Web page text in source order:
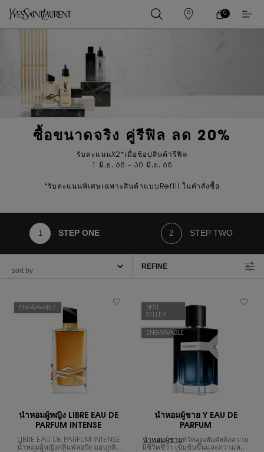
ร้าน
ค้า
ตะกร้า
0
0 PRODUCT IN
ซื้อขนาดจริง คู่รีฟิล ลด 20%
รับคะแนนX2*เมื่อช้อปสินค้ารีฟิล
1 มิ.ย. 68 – 30 มิ.ย. 68
*รับคะแนนพิเศษเฉพาะสินค้าแบบRefill ในคำสั่งซื้อ
STEP ONE STEP TWO
REFINE
FILTER MENU
ENGRAVABLE
น้ำหอมผู้หญิง LIBRE EAU DE
PARFUM INTENSE
LIBRE EAU DE PARFUM INTENSE
น้ำหอมผู้หญิงกลิ่นฟลอรัล มอบกลิ่น
BEST
SELLER
ENGRAVABLE
นํ้าหอมผู้ชาย Y EAU DE
PARFUM
น้ำหอมผู้ชายที่ให้คุณสัมผัสถึงความ
มีชีวิตชีวา เข้มข้นขึ้นและความหอม